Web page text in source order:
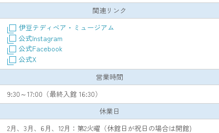
関連リンク
伊豆テディベア・ミュージアム
公式Instagram
公式Facebook
公式X
営業時間
9:30～17:00（最終入館 16:30）
休業日
2月、3月、6月、12月：第2火曜（休館日が祝日の場合は開館)